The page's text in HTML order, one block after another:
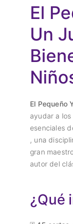
El
Un
El Pequeño
ayudar a
esenciales
, una
gran
autor del
¿Qué